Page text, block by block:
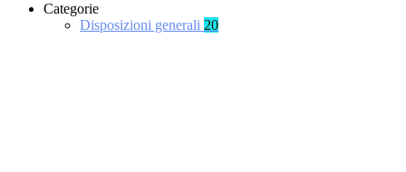
Categorie
Disposizioni generali 20